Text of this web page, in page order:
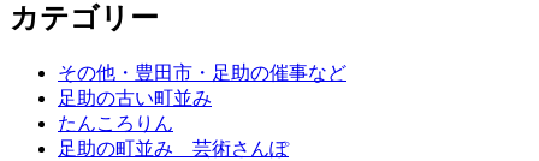
カテゴリー
その他・豊田市・足助の催事など
足助の古い町並み
たんころりん
足助の町並み 芸術さんぽ